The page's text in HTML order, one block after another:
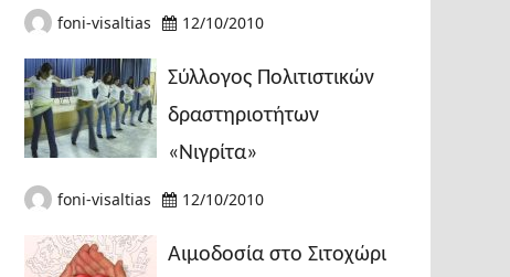
foni-visaltias 12/10/2010
Σύλλογος Πολιτιστικών
δραστηριοτήτων
«Νιγρίτα»
foni-visaltias 12/10/2010
Αιμοδοσία στο Σιτοχώρι